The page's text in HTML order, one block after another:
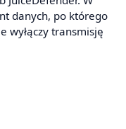
danych, po którego
wyłączy transmisję